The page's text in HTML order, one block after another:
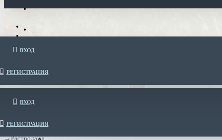
ВХОД
РЕГИСТРАЦИЯ
ВХОД
РЕГИСТРАЦИЯ
Распродажа